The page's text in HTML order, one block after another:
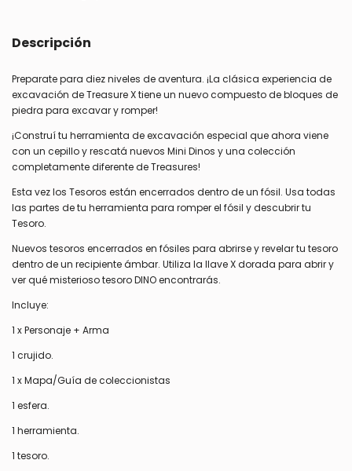
Descripción
Preparate para diez niveles de aventura. ¡La clásica experiencia de
excavación de Treasure X tiene un nuevo compuesto de bloques de
piedra para excavar y romper!
¡Construí tu herramienta de excavación especial que ahora viene
con un cepillo y rescatá nuevos Mini Dinos y una colección
completamente diferente de Treasures!
Esta vez los Tesoros están encerrados dentro de un fósil. Usa todas
las partes de tu herramienta para romper el fósil y descubrir tu
Tesoro.
Nuevos tesoros encerrados en fósiles para abrirse y revelar tu tesoro
dentro de un recipiente ámbar. Utiliza la llave X dorada para abrir y
ver qué misterioso tesoro DINO encontrarás.
Incluye:
1 x Personaje + Arma
1 crujido.
1 x Mapa/Guía de coleccionistas
1 esfera.
1 herramienta.
1 tesoro.